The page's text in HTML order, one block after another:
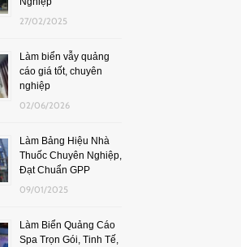
27/02/2025
Làm biển vẫy quảng
cáo giá tốt, chuyên
nghiệp
02/06/2026
Làm Bảng Hiệu Nhà
Thuốc Chuyên Nghiệp,
Đạt Chuẩn GPP
09/01/2025
Làm Biển Quảng Cáo
Spa Trọn Gói, Tinh Tế,